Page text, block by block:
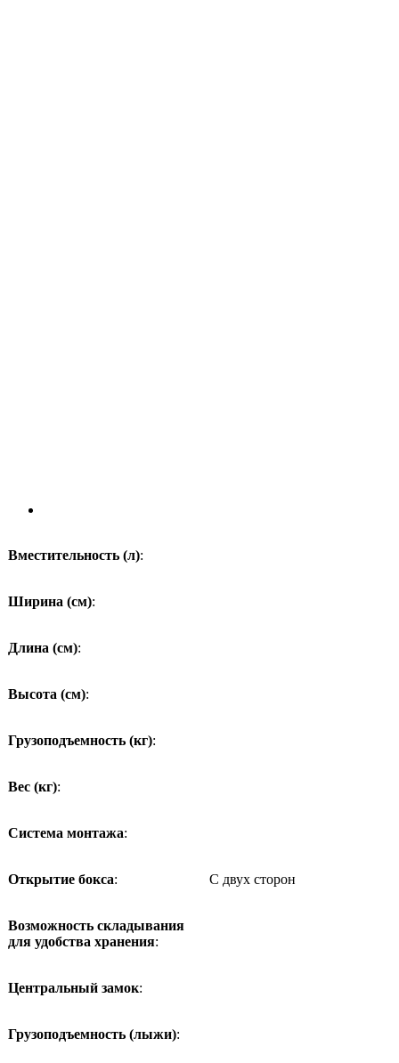
Вместительность (л):
Ширина (см):
Длина (см):
Высота (см):
Грузоподъемность (кг):
Вес (кг):
Система монтажа:
Открытие бокса: С двух сторон
Возможность складывания
для удобства хранения:
Центральный замок:
Грузоподъемность (лыжи):